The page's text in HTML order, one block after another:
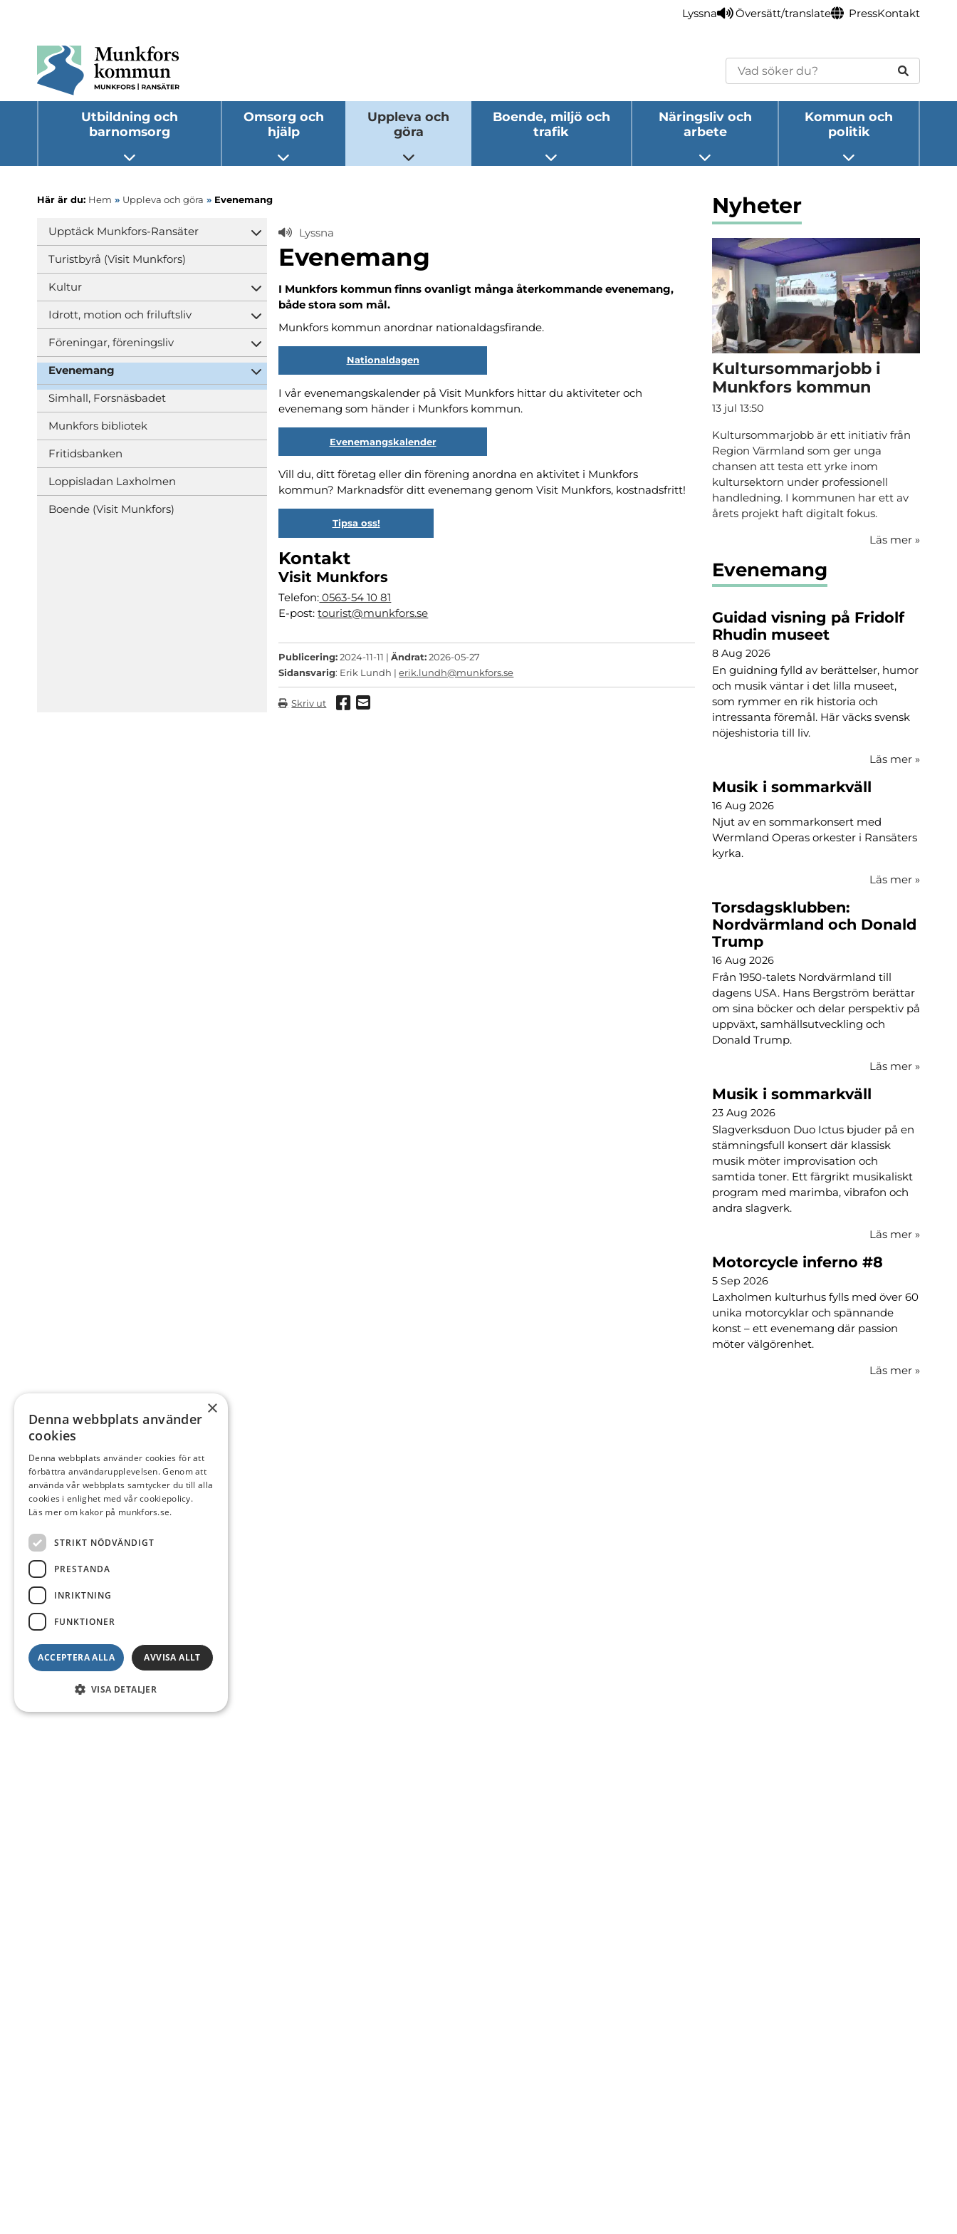
Lyssna Översätt/translate PressKontakt
Sök
Utbildning och
barnomsorg
Öppna undermeny
Omsorg och
hjälp
Öppna undermeny
Uppleva och
göra
Öppna undermeny
Boende, miljö och
trafik
Öppna undermeny
Näringsliv och
arbete
Öppna undermeny
Kommun och
politik
Öppna undermeny
Här är du: Hem » Uppleva och göra » Evenemang
Upptäck Munkfors-Ransäter
Öppna undermeny
Turistbyrå (Visit Munkfors)
Kultur
Öppna undermeny
Idrott, motion och friluftsliv
Öppna undermeny
Föreningar, föreningsliv
Öppna undermeny
Evenemang
Öppna undermeny
Simhall, Forsnäsbadet
Munkfors bibliotek
Fritidsbanken
Loppisladan Laxholmen
Boende (Visit Munkfors)
Lyssna
Evenemang
I Munkfors kommun finns ovanligt många återkommande evenemang,
både stora som mål.
Munkfors kommun anordnar nationaldagsfirande.
Nationaldagen
I vår evenemangskalender på Visit Munkfors hittar du aktiviteter och
evenemang som händer i Munkfors kommun.
Evenemangskalender
Vill du, ditt företag eller din förening anordna en aktivitet i Munkfors
kommun? Marknadsför ditt evenemang genom Visit Munkfors, kostnadsfritt!
Tipsa oss!
Kontakt
Visit Munkfors
Telefon: 0563-54 10 81
E-post:tourist@munkfors.se
Publicering:2024-11-11 |Ändrat:2026-05-27
Sidansvarig: Erik Lundh |erik.lundh@munkfors.se
Skriv ut Dela via Facebook
Dela via mail
Nyheter
Kultursommarjobb i
Munkfors kommun
13 jul 13:50
Kultursommarjobb är ett initiativ från
Region Värmland som ger unga
chansen att testa ett yrke inom
kultursektorn under professionell
handledning. I kommunen har ett av
årets projekt haft digitalt fokus.
Läs mer »
Evenemang
Guidad visning på Fridolf
Rhudin museet
8 Aug 2026
En guidning fylld av berättelser, humor
och musik väntar i det lilla museet,
som rymmer en rik historia och
intressanta föremål. Här väcks svensk
nöjeshistoria till liv.
Läs mer »
Musik i sommarkväll
16 Aug 2026
Njut av en sommarkonsert med
Wermland Operas orkester i Ransäters
kyrka.
Läs mer »
Torsdagsklubben:
Nordvärmland och Donald
Trump
16 Aug 2026
Från 1950-talets Nordvärmland till
dagens USA. Hans Bergström berättar
om sina böcker och delar perspektiv på
uppväxt, samhällsutveckling och
Donald Trump.
Läs mer »
Musik i sommarkväll
23 Aug 2026
Slagverksduon Duo Ictus bjuder på en
stämningsfull konsert där klassisk
musik möter improvisation och
samtida toner. Ett färgrikt musikaliskt
program med marimba, vibrafon och
andra slagverk.
Läs mer »
Motorcycle inferno #8
5 Sep 2026
Laxholmen kulturhus fylls med över 60
unika motorcyklar och spännande
konst – ett evenemang där passion
möter välgörenhet.
Läs mer »
×
Denna webbplats använder
cookies
Denna webbplats använder cookies för att
förbättra användarupplevelsen. Genom att
använda vår webbplats samtycker du till alla
cookies i enlighet med vår cookiepolicy.
Läs mer om kakor på munkfors.se.
STRIKT NÖDVÄNDIGT
PRESTANDA
INRIKTNING
FUNKTIONER
ACCEPTERA ALLA AVVISA ALLT
VISA DETALJER